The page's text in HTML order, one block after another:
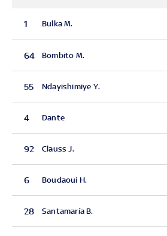
1 Bulka M.
64 Bombito M.
55 Ndayishimiye Y.
4 Dante
92 Clauss J.
6 Boudaoui H.
28 Santamaría B.